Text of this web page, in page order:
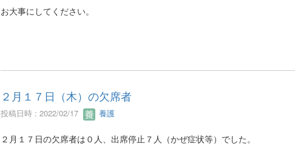
お大事にしてください。
２月１７日（木）の欠席者
投稿日時 : 2022/02/17 養護
２月１７日の欠席者は０人、出席停止７人（かぜ症状等）でした。